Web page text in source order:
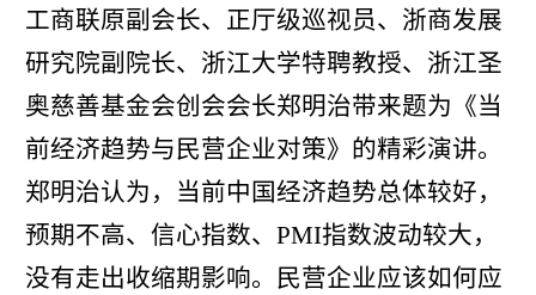
工商联原副会长、正厅级巡视员、浙商发展
研究院副院长、浙江大学特聘教授、浙江圣
奥慈善基金会创会会长郑明治带来题为《当
前经济趋势与民营企业对策》的精彩演讲。
郑明治认为，当前中国经济趋势总体较好，
预期不高、信心指数、 PMI指数波动较大，
没有走出收缩期影响。民营企业应该如何应